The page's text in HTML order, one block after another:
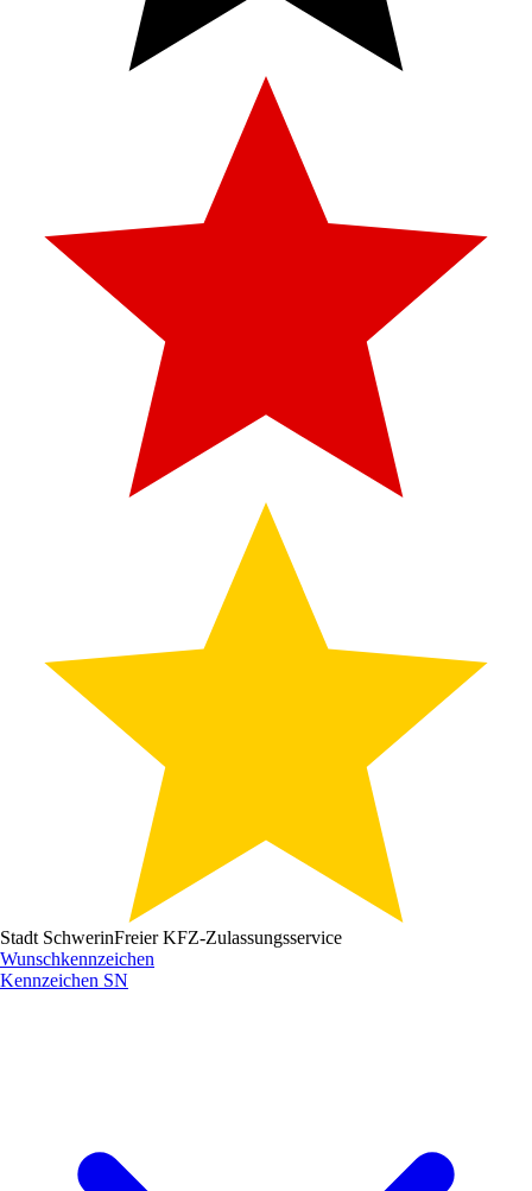
Stadt SchwerinFreier KFZ-Zulassungsservice
Wunschkennzeichen
Kennzeichen SN